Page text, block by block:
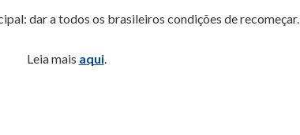
dar a todos os brasileiros condições de recomeçar.
Leia mais aqui.